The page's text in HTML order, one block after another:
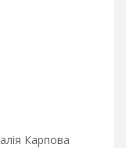
Карпова